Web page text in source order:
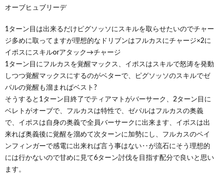
オーブヒュブリーデ
1ターン目は出来るだけピグソッソにスキルを取らせたいのでチャー
ジ多めに取ってますが理想的なドリブンはフルカスにチャージ×2に
イポスにスキルorアタック→チャージ
1ターン目にフルカスを覚醒マックス、イポスはスキルで怒涛を発動
しつつ覚醒マックスにするのがベターで、ピグソッソのスキルでゼ
パルの覚醒も溜まればベスト?
そうすると1ターン目終了でティアマトがバーサーク、2ターン目に
ベレトがオーブで、フルカスは特性で、ゼパルはフルカスの奥義
で、イポスは自身の奥義で全員バーサークに出来ます、イポスは出
来れば奥義後に覚醒を溜めて次ターンに加勢にし、フルカスのペイ
ンフィンガーで感電に出来れば言う事はない‥が流石にそう理想的
には行かないので甘めに見て6ターン討伐を目指す配分で良いと思い
ます。